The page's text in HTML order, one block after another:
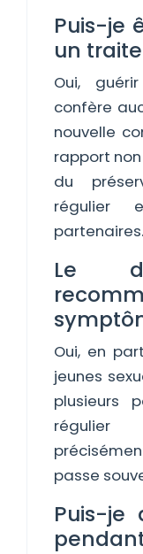
Puis-je
un
Oui,
confère
nouvelle
rapport
du
régulier
partenaires.
Le
Oui, en
jeunes
plusieurs
passe
Puis-je